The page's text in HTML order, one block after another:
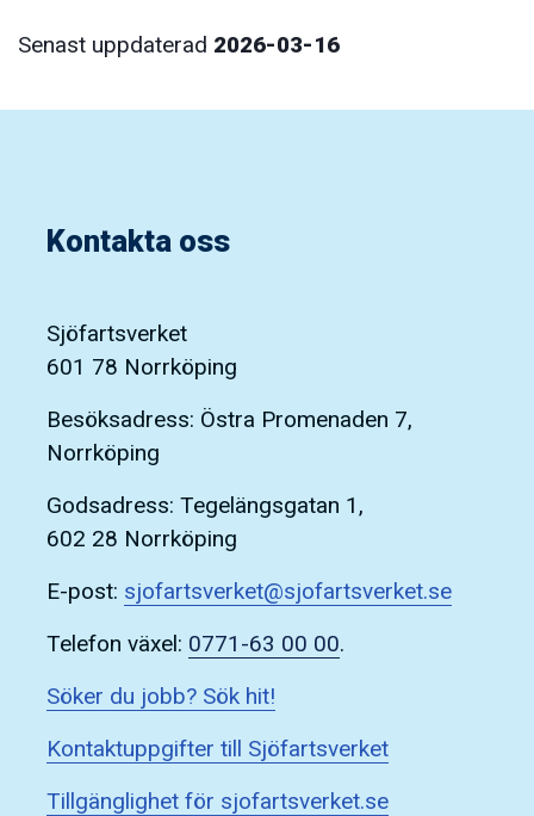
Senast uppdaterad 2026-03-16
Kontakta oss
Sjöfartsverket
601 78 Norrköping
Besöksadress: Östra Promenaden 7,
Norrköping
Godsadress: Tegelängsgatan 1,
602 28 Norrköping
E-post: sjofartsverket@sjofartsverket.se
Telefon växel: 0771-63 00 00.
Söker du jobb? Sök hit!
Kontaktuppgifter till Sjöfartsverket
Tillgänglighet för sjofartsverket.se